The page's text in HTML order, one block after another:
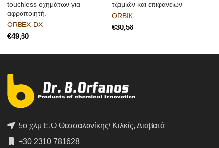
touchless οχημάτων για
αφροποιητή.
ORBEX-DX
€
τζαμιών και επιφανειών
ORBIK
€
9ο χλμ Ε.Ο Θεσσαλονίκης/ Κιλκίς, Διαβατά
+30 2310 781628